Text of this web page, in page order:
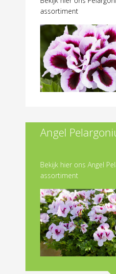
assortiment
Angel
Bekijk hier ons Angel
assortiment